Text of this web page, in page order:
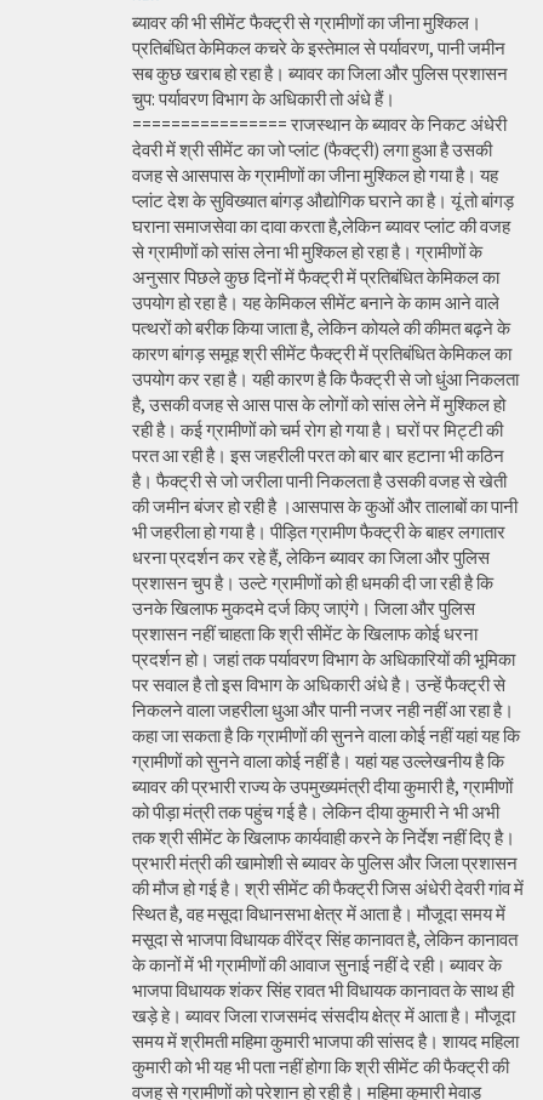
ब्यावर की भी सीमेंट फैक्ट्री से ग्रामीणों का जीना मुश्किल।
प्रतिबंधित केमिकल कचरे के इस्तेमाल से पर्यावरण, पानी जमीन
सब कुछ खराब हो रहा है। ब्यावर का जिला और पुलिस प्रशासन
चुप: पर्यावरण विभाग के अधिकारी तो अंधे हैं।
================ राजस्थान के ब्यावर के निकट अंधेरी
देवरी में श्री सीमेंट का जो प्लांट (फैक्ट्री) लगा हुआ है उसकी
वजह से आसपास के ग्रामीणों का जीना मुश्किल हो गया है। यह
प्लांट देश के सुविख्यात बांगड़ औद्योगिक घराने का है। यूं तो बांगड़
घराना समाजसेवा का दावा करता है,लेकिन ब्यावर प्लांट की वजह
से ग्रामीणों को सांस लेना भी मुश्किल हो रहा है। ग्रामीणों के
अनुसार पिछले कुछ दिनों में फैक्ट्री में प्रतिबंधित केमिकल का
उपयोग हो रहा है। यह केमिकल सीमेंट बनाने के काम आने वाले
पत्थरों को बरीक किया जाता है, लेकिन कोयले की कीमत बढ़ने के
कारण बांगड़ समूह श्री सीमेंट फैक्ट्री में प्रतिबंधित केमिकल का
उपयोग कर रहा है। यही कारण है कि फैक्ट्री से जो धुंआ निकलता
है, उसकी वजह से आस पास के लोगों को सांस लेने में मुश्किल हो
रही है। कई ग्रामीणों को चर्म रोग हो गया है। घरों पर मिट्टी की
परत आ रही है। इस जहरीली परत को बार बार हटाना भी कठिन
है। फैक्ट्री से जो जरीला पानी निकलता है उसकी वजह से खेती
की जमीन बंजर हो रही है ।आसपास के कुओं और तालाबों का पानी
भी जहरीला हो गया है। पीड़ित ग्रामीण फैक्ट्री के बाहर लगातार
धरना प्रदर्शन कर रहे हैं, लेकिन ब्यावर का जिला और पुलिस
प्रशासन चुप है। उल्टे ग्रामीणों को ही धमकी दी जा रही है कि
उनके खिलाफ मुकदमे दर्ज किए जाएंगे। जिला और पुलिस
प्रशासन नहीं चाहता कि श्री सीमेंट के खिलाफ कोई धरना
प्रदर्शन हो। जहां तक पर्यावरण विभाग के अधिकारियों की भूमिका
पर सवाल है तो इस विभाग के अधिकारी अंधे है। उन्हें फैक्ट्री से
निकलने वाला जहरीला धुआ और पानी नजर नही नहीं आ रहा है।
कहा जा सकता है कि ग्रामीणों की सुनने वाला कोई नहीं यहां यह कि
ग्रामीणों को सुनने वाला कोई नहीं है। यहां यह उल्लेखनीय है कि
ब्यावर की प्रभारी राज्य के उपमुख्यमंत्री दीया कुमारी है, ग्रामीणों
को पीड़ा मंत्री तक पहुंच गई है। लेकिन दीया कुमारी ने भी अभी
तक श्री सीमेंट के खिलाफ कार्यवाही करने के निर्देश नहीं दिए है।
प्रभारी मंत्री की खामोशी से ब्यावर के पुलिस और जिला प्रशासन
की मौज हो गई है। श्री सीमेंट की फैक्ट्री जिस अंधेरी देवरी गांव में
स्थित है, वह मसूदा विधानसभा क्षेत्र में आता है। मौजूदा समय में
मसूदा से भाजपा विधायक वीरेंद्र सिंह कानावत है, लेकिन कानावत
के कानों में भी ग्रामीणों की आवाज सुनाई नहीं दे रही। ब्यावर के
भाजपा विधायक शंकर सिंह रावत भी विधायक कानावत के साथ ही
खड़े हे। ब्यावर जिला राजसमंद संसदीय क्षेत्र में आता है। मौजूदा
समय में श्रीमती महिमा कुमारी भाजपा की सांसद है। शायद महिला
कुमारी को भी यह भी पता नहीं होगा कि श्री सीमेंट की फैक्ट्री की
वजह से ग्रामीणों को परेशान हो रही है। महिमा कुमारी मेवाड़